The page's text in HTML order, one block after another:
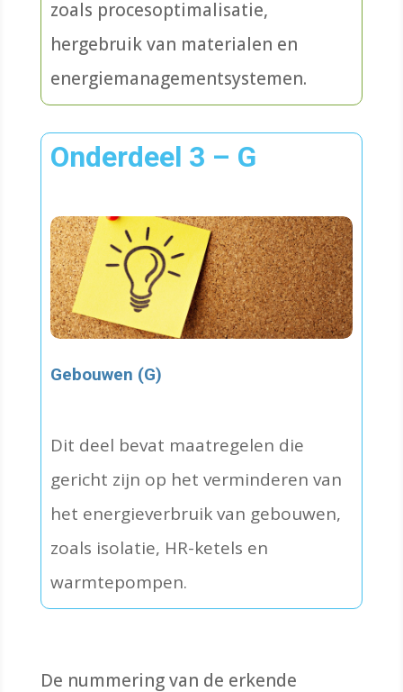
zoals procesoptimalisatie,
hergebruik van materialen en
energiemanagementsystemen.
Onderdeel 3 – G
Gebouwen (G)
Dit deel bevat maatregelen die
gericht zijn op het verminderen van
het energieverbruik van gebouwen,
zoals isolatie, HR-ketels en
warmtepompen.
De nummering van de erkende